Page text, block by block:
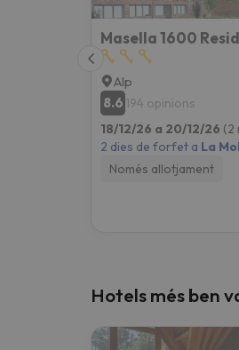
Masella 1600
Alp
8.6 194 opinions
18/12/26 a 20/12/26 (2
2 dies de forfet a La
Només allotjament
Hotels més ben